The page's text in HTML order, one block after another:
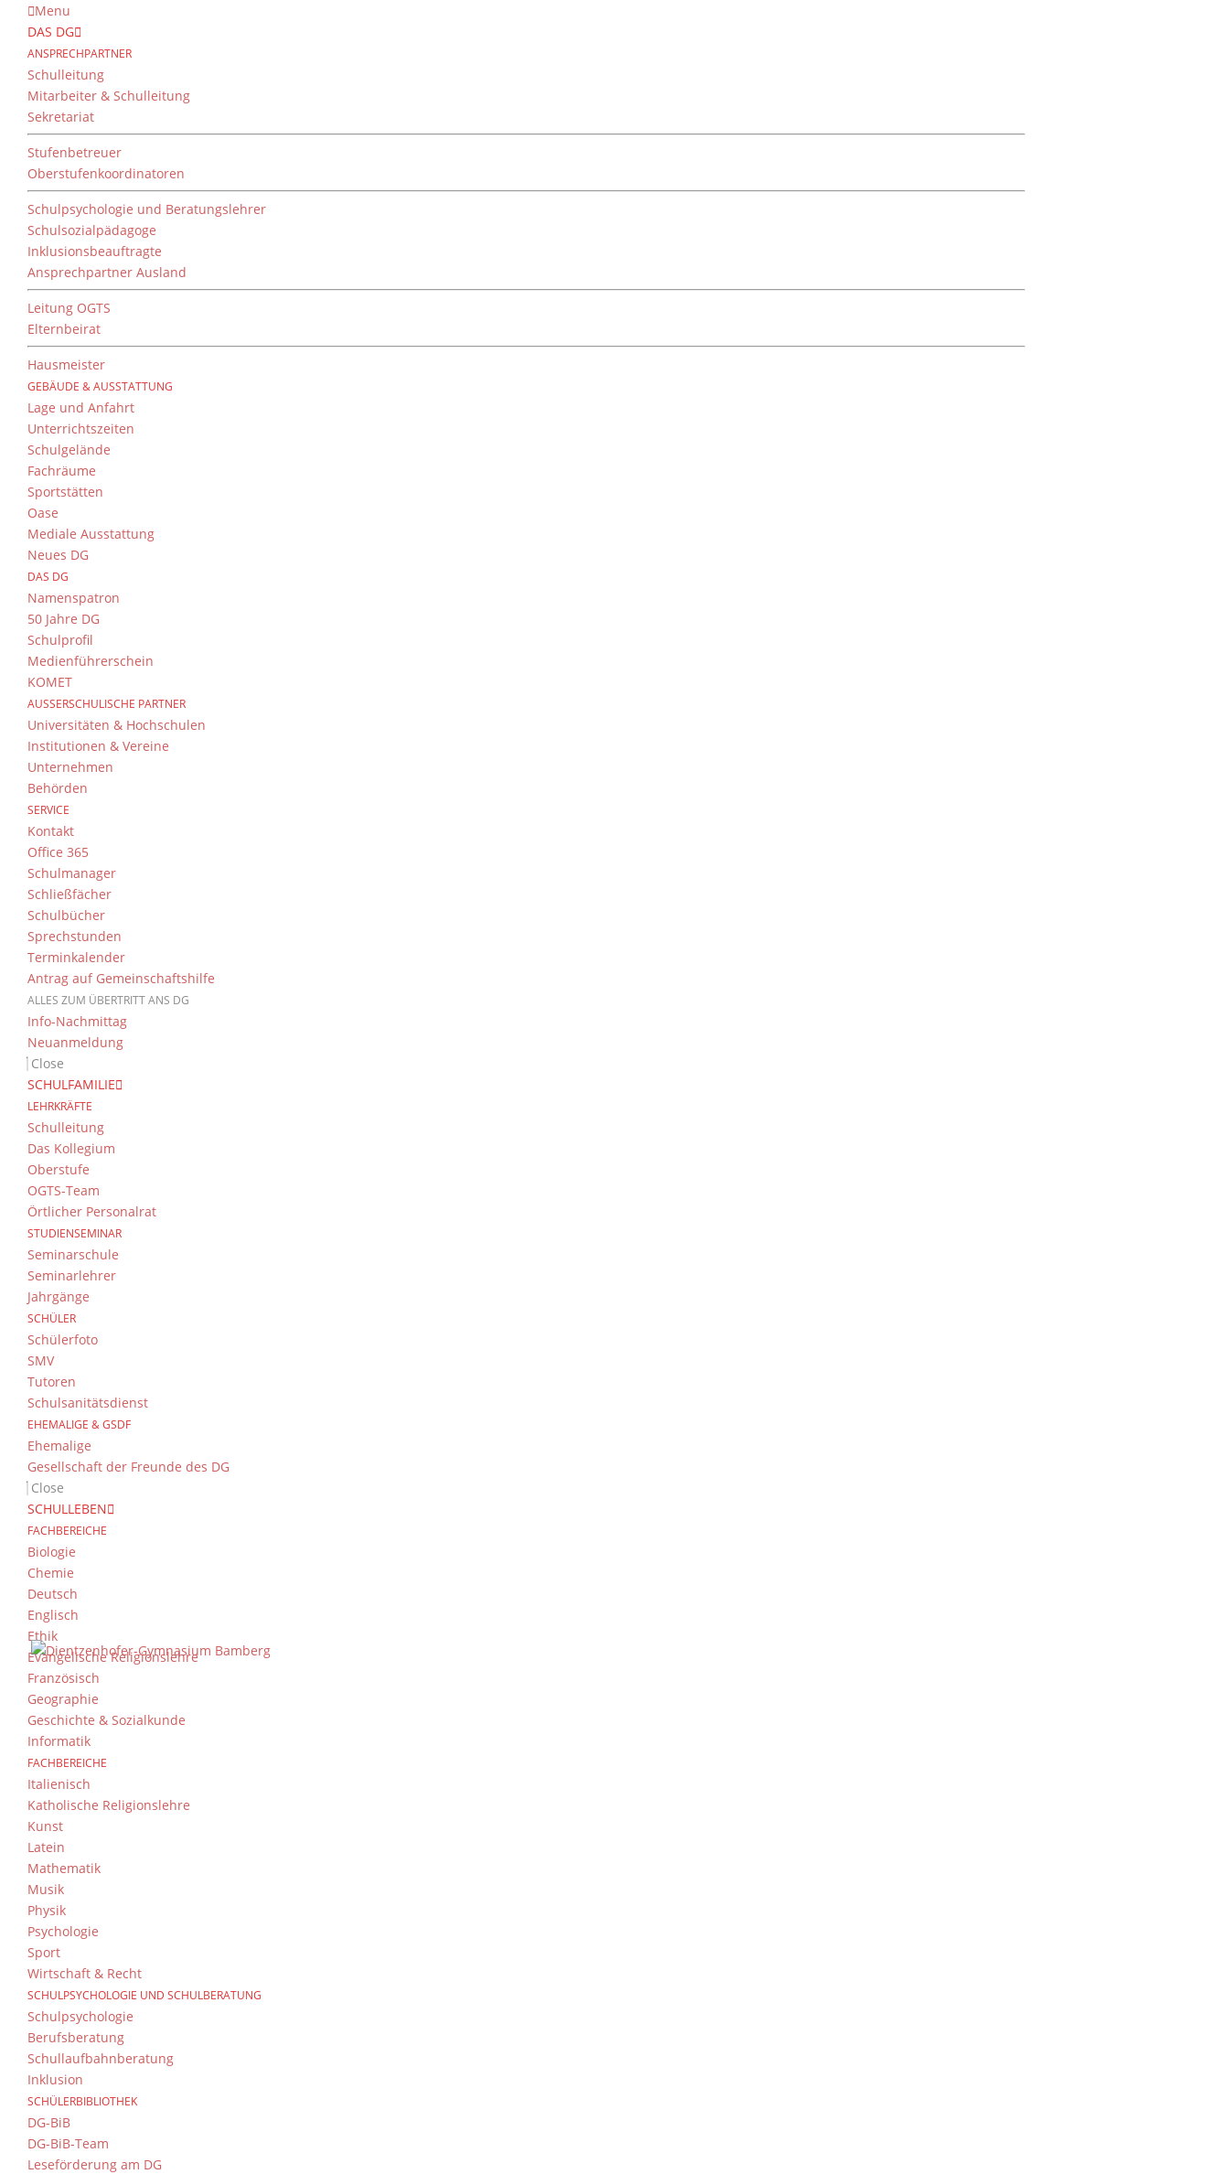
Menu
DAS DG
ANSPRECHPARTNER
Schulleitung
Mitarbeiter & Schulleitung
Sekretariat
Stufenbetreuer
Oberstufenkoordinatoren
Schulpsychologie und Beratungslehrer
Schulsozialpädagoge
Inklusionsbeauftragte
Ansprechpartner Ausland
Leitung OGTS
Elternbeirat
Hausmeister
GEBÄUDE & AUSSTATTUNG
Lage und Anfahrt
Unterrichtszeiten
Schulgelände
Fachräume
Sportstätten
Oase
Mediale Ausstattung
Neues DG
DAS DG
Namenspatron
50 Jahre DG
Schulprofil
Medienführerschein
KOMET
AUSSERSCHULISCHE PARTNER
Universitäten & Hochschulen
Institutionen & Vereine
Unternehmen
Behörden
SERVICE
Kontakt
Office 365
Schulmanager
Schließfächer
Schulbücher
Sprechstunden
Terminkalender
Antrag auf Gemeinschaftshilfe
ALLES ZUM ÜBERTRITT ANS DG
Info-Nachmittag
Neuanmeldung
Close
SCHULFAMILIE
LEHRKRÄFTE
Schulleitung
Das Kollegium
Oberstufe
OGTS-Team
Örtlicher Personalrat
STUDIENSEMINAR
Seminarschule
Seminarlehrer
Jahrgänge
SCHÜLER
Schülerfoto
SMV
Tutoren
Schulsanitätsdienst
EHEMALIGE & GSDF
Ehemalige
Gesellschaft der Freunde des DG
Close
SCHULLEBEN
FACHBEREICHE
Biologie
Chemie
Deutsch
Englisch
Ethik
Evangelische Religionslehre
Französisch
Geographie
Geschichte & Sozialkunde
Informatik
FACHBEREICHE
Italienisch
Katholische Religionslehre
Kunst
Latein
Mathematik
Musik
Physik
Psychologie
Sport
Wirtschaft & Recht
SCHULPSYCHOLOGIE UND SCHULBERATUNG
Schulpsychologie
Berufsberatung
Schullaufbahnberatung
Inklusion
SCHÜLERBIBLIOTHEK
DG-BiB
DG-BiB-Team
Leseförderung am DG